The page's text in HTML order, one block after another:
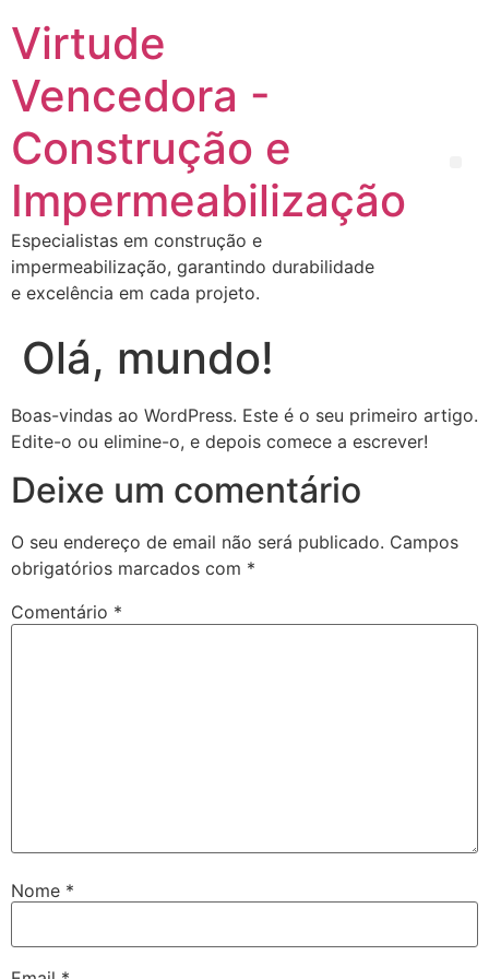
Virtude
Vencedora -
Construção e
Impermeabilização
Especialistas em construção e
impermeabilização, garantindo durabilidade
e excelência em cada projeto.
Olá, mundo!
Boas-vindas ao WordPress. Este é o seu primeiro artigo.
Edite-o ou elimine-o, e depois comece a escrever!
Deixe um comentário
O seu endereço de email não será publicado. Campos
obrigatórios marcados com *
Comentário *
Nome *